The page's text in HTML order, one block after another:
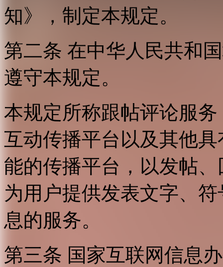
知》，制定本规定。
第二条 在中华人民共和
遵守本规定。
本规定所称跟帖评论服
互动传播平台以及其他
能的传播平台，以发帖
为用户提供发表文字、
息的服务。
第三条 国家互联网信息